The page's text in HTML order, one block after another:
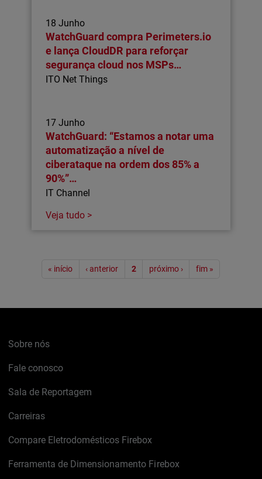
18 Junho
WatchGuard compra Perimeters.io
e lança CloudDR para reforçar
segurança cloud nos MSPs…
ITO Net Things
17 Junho
WatchGuard: “Estamos a notar uma
automatização a nível de
ciberataque na ordem dos 85% a
90%”…
IT Channel
Veja tudo >
Paginação
« início ‹ anterior 2 próximo › fim »
Sobre nós
Fale conosco
Sala de Reportagem
Carreiras
Compare Eletrodomésticos Firebox
Ferramenta de Dimensionamento Firebox